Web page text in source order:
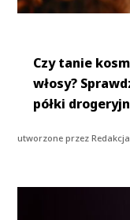
Czy tanie
włosy?
półki
utworzone przezRedakcja